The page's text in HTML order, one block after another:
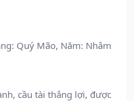
Quý Mão, Năm: Nhâm
cầu tài thắng lợi, được